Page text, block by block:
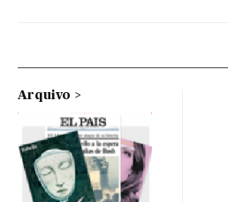
Arquivo